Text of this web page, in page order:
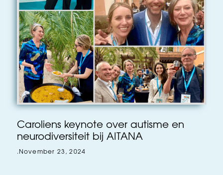
Caroliens keynote over autisme en
neurodiversiteit bij AITANA
. November 23, 2024